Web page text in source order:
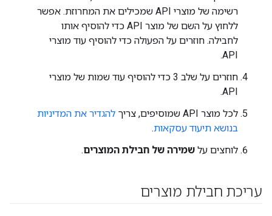
רשימה של מוצרי API שמכילים את המחרוזת. אפשר
ללחוץ על השם של מוצר API כדי להוסיף אותו
לחבילה. חוזרים על הפעולה כדי להוסיף עוד מוצרי
API.
חוזרים על שלב 3 כדי להוסיף עוד שמות של מוצרי
API.
לכל מוצר API שמוסיפים, צריך
להגדיר את המדיניות
בנושא תיעוד עסקאות.
לוחצים על שמירה של חבילת המוצרים.
עריכת חבילת מוצרים